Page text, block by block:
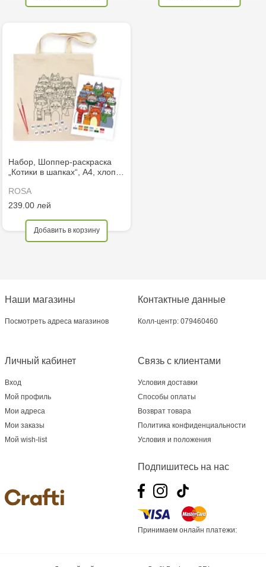
Набор, Шоппер-раскраска
„Котики в шапках“, A4, хлоп…
ROSA
239.00 лей
Добавить в корзину
Наши магазины
Посмотреть адреса магазинов
Связь с клиентами
Условия доставки
Способы оплаты
Возврат товара
Политика конфиденциальности
Условия и положения
Личный кабинет
Вход
Мой профиль
Мои адреса
Мои заказы
Мой wish-list
Контактные данные
Колл-центр: 079460460
Подпишитесь на нас
Принимаем онлайн платежи: